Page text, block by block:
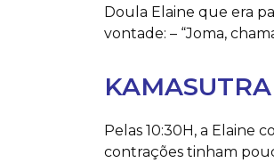
Doula Elaine que era
vontade: – “Joma,
KAMASUTRA
Pelas 10:30H, a Elaine
contrações tinham